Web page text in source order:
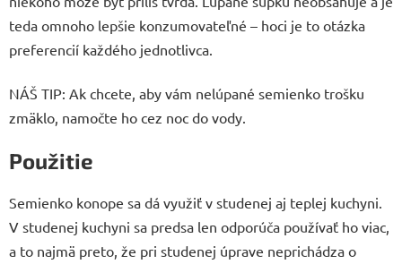
teda omnoho lepšie konzumovateľné – hoci je to otázka
preferencií každého jednotlivca.
NÁŠ TIP: Ak chcete, aby vám nelúpané semienko trošku
zmäklo, namočte ho cez noc do vody.
Použitie
Semienko konope sa dá využiť v studenej aj teplej kuchyni.
V studenej kuchyni sa predsa len odporúča používať ho viac,
a to najmä preto, že pri studenej úprave neprichádza o